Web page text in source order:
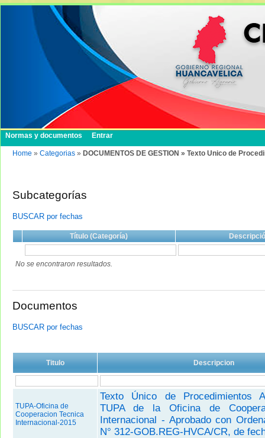
Normas y documentos Entrar
Home » Categorias » DOCUMENTOS DE GESTION » Texto Unico de
Subcategorías
BUSCAR por fechas
Título (Categoría)
No se encontraron resultados.
Documentos
BUSCAR por fechas
Titulo Descripcion
TUPA-Oficina de
Cooperacion Tecnica
Internacional-2015
Texto Único de Procedimientos
TUPA de la Oficina de
Internacional - Aprobado con
N° 312-GOB.REG-HVCA/CR, de